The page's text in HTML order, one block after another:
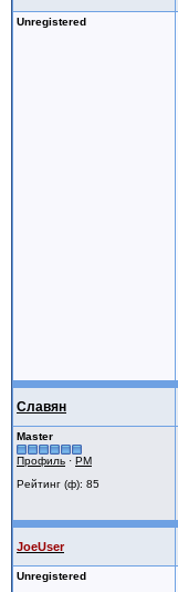
Unregistered
Славян
Master
Профиль · PM
Рейтинг (ф): 85
JoeUser
Unregistered